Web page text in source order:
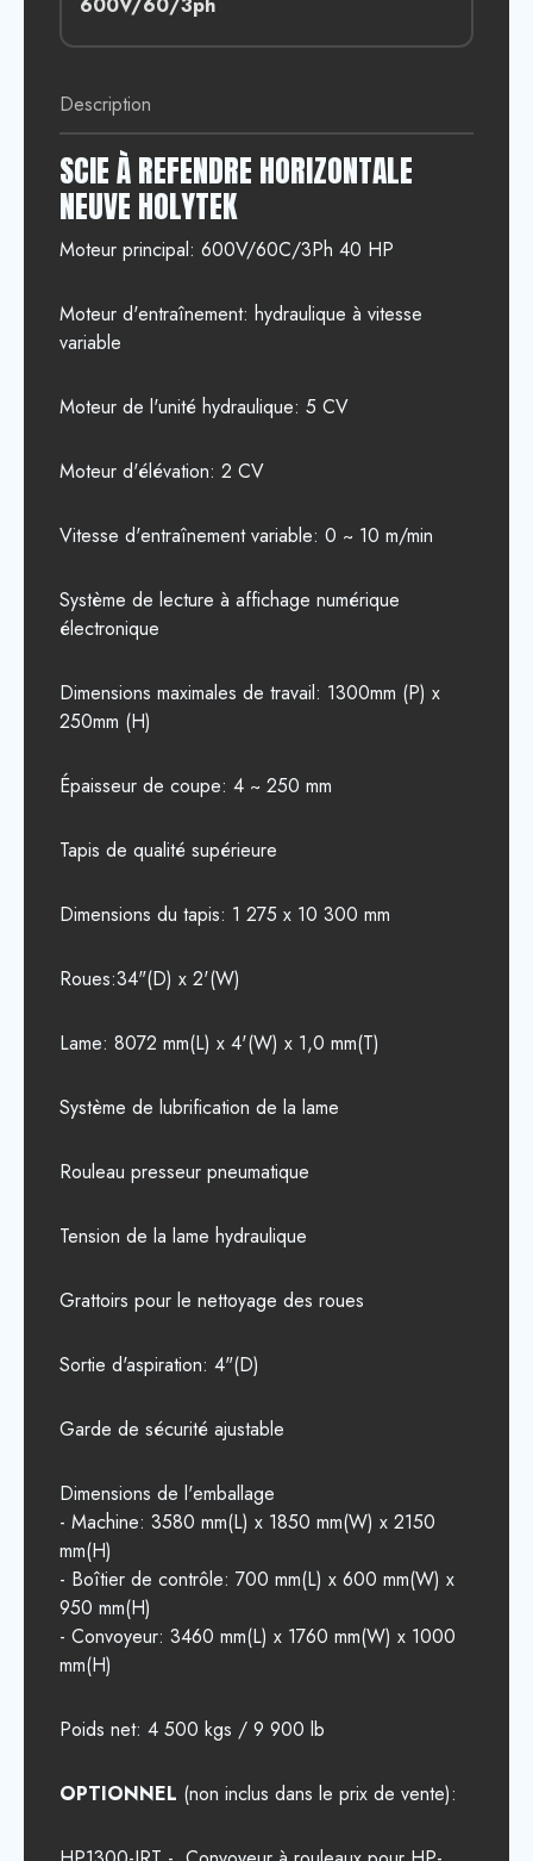
Description
SCIE À REFENDRE HORIZONTALE
NEUVE HOLYTEK
Moteur principal: 600V/60C/3Ph 40 HP
Moteur d'entraînement: hydraulique à vitesse
variable
Moteur de l'unité hydraulique: 5 CV
Moteur d'élévation: 2 CV
Vitesse d'entraînement variable: 0 ~ 10 m/min
Système de lecture à affichage numérique
électronique
Dimensions maximales de travail: 1300mm (P) x
250mm (H)
Épaisseur de coupe: 4 ~ 250 mm
Tapis de qualité supérieure
Dimensions du tapis: 1 275 x 10 300 mm
Roues:34"(D) x 2'(W)
Lame: 8072 mm(L) x 4'(W) x 1,0 mm(T)
Système de lubrification de la lame
Rouleau presseur pneumatique
Tension de la lame hydraulique
Grattoirs pour le nettoyage des roues
Sortie d'aspiration: 4"(D)
Garde de sécurité ajustable
Dimensions de l'emballage
- Machine: 3580 mm(L) x 1850 mm(W) x 2150
mm(H)
- Boîtier de contrôle: 700 mm(L) x 600 mm(W) x
950 mm(H)
- Convoyeur: 3460 mm(L) x 1760 mm(W) x 1000
mm(H)
Poids net: 4 500 kgs / 9 900 lb
OPTIONNEL (non inclus dans le prix de vente):